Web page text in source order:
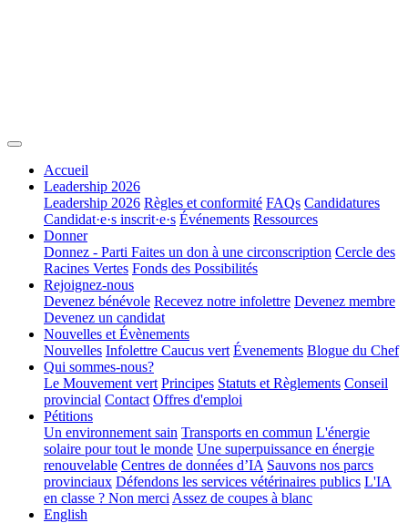
Accueil
Leadership 2026
Leadership 2026 Règles et conformité FAQs Candidatures
Candidat·e·s inscrit·e·s Événements Ressources
Donner
Donnez - Parti Faites un don à une circonscription Cercle des
Racines Vertes Fonds des Possibilités
Rejoignez-nous
Devenez bénévole Recevez notre infolettre Devenez membre
Devenez un candidat
Nouvelles et Évènements
Nouvelles Infolettre Caucus vert Évenements Blogue du Chef
Qui sommes-nous?
Le Mouvement vert Principes Statuts et Règlements Conseil
provincial Contact Offres d'emploi
Pétitions
Un environnement sain Transports en commun L'énergie
solaire pour tout le monde Une superpuissance en énergie
renouvelable Centres de données d’IA Sauvons nos parcs
provinciaux Défendons les services vétérinaires publics L'IA
en classe ? Non merci Assez de coupes à blanc
English